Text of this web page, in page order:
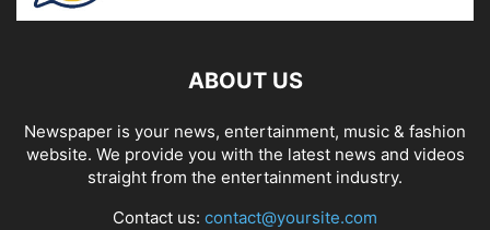
ABOUT US
Newspaper is your news, entertainment, music & fashion
website. We provide you with the latest news and videos
straight from the entertainment industry.
Contact us: contact@yoursite.com